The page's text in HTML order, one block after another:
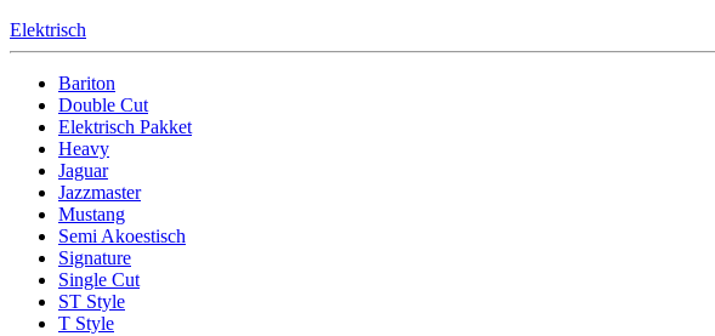
Elektrisch
Bariton
Double Cut
Elektrisch Pakket
Heavy
Jaguar
Jazzmaster
Mustang
Semi Akoestisch
Signature
Single Cut
ST Style
T Style